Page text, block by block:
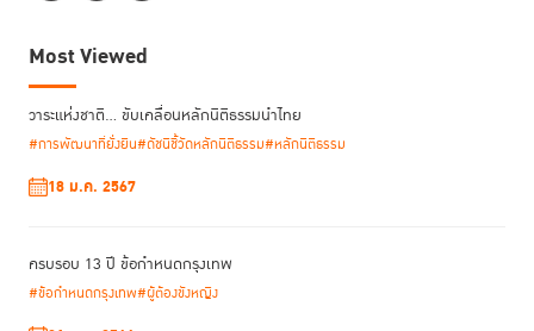
ช่วงปี 2020 จำนวนผู้ต้องขังระหว่างลดลงไป 43% ในประเทศโคลัมเบีย และ
17% ในเปรู และเหตุผลอีกประการหนึ่งในการลดลงของจำนวนผู้ต้องขังระหว่าง
มาจากการงดหรือเลื่อนการพิจารณาคดีของศาลในช่วงการแพร่ระบาดของโค
วิด 19
อีกกลุ่มคือ “ผู้ต้องขังคดียาเสพติด”
ลงโทษจำคุก เช่น การบำบัดรักษานอกเรือนจำ โทษปรับ การคุมประพฤติ ภาย
ใต้แนวคิดการลดทอนความเป็นอาชญากรรมของคดียาเสพติด
Most Viewed
วาระแห่งชาติ… ขับเคลื่อนหลักนิติธรรมนำไทย
#การพัฒนาที่ยั่งยืน#ดัชนีชี้วัดหลักนิติธรรม#หลักนิติธรรม
18 ม.ค. 2567
ครบรอบ 13 ปี ข้อกำหนดกรุงเทพ
#ข้อกำหนดกรุงเทพ#ผู้ต้องขังหญิง